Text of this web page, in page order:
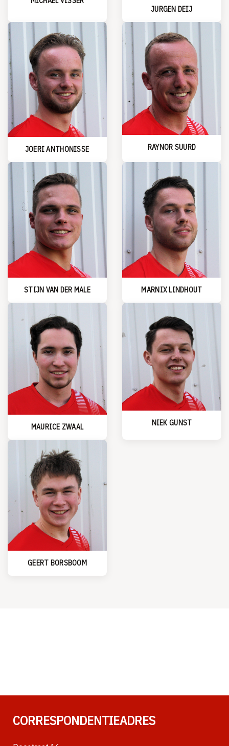
JURGEN DEIJ
JOERI ANTHONISSE RAYNOR SUURD
STIJN VAN DER MALE MARNIX LINDHOUT
MAURICE ZWAAL NIEK GUNST
GEERT BORSBOOM
CORRESPONDENTIEADRES